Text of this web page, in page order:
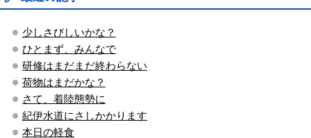
少しさびしいかな？
ひとまず、みんなで
研修はまだまだ終わらない
荷物はまだかな？
さて、着陸態勢に
紀伊水道にさしかかります
本日の軽食